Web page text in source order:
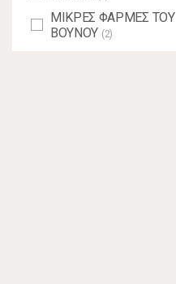
ΜΙΚΡΕΣ ΦΑΡΜΕΣ ΤΟΥ
ΒΟΥΝΟΥ (2)